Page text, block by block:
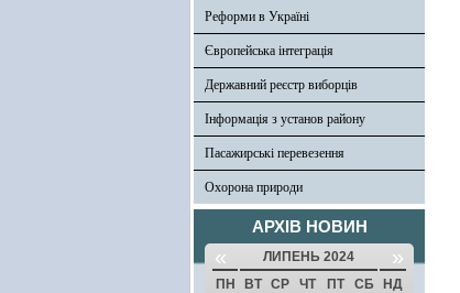
Реформи в Україні
Європейська інтеграція
Державний реєстр виборців
Інформація з установ району
Пасажирські перевезення
Охорона природи
АРХІВ НОВИН
« ЛИПЕНЬ 2024 »
ПН ВТ СР ЧТ ПТ СБ
НД